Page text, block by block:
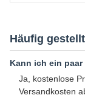
Häufig
Kann ich ein
Ja, kostenlose
Versandkosten